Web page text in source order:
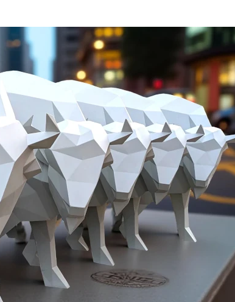
capital del Cuaternario, haciendo alusión a la
habitó estas tierras hace miles de años.
a la ciudad,coincidiendo con la próxima
de Torrelavega.